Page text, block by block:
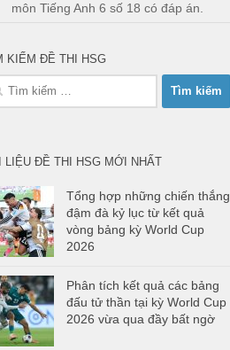
môn Tiếng Anh 6 số 18 có đáp án.
KIẾM ĐỀ THI HSG
LIỆU ĐỀ THI HSG MỚI NHẤT
Tổng hợp những chiến thắng
đậm đà kỷ lục từ kết quả
vòng bảng kỳ World Cup
2026
Phân tích kết quả các bảng
đấu tử thần tại kỳ World Cup
2026 vừa qua đầy bất ngờ